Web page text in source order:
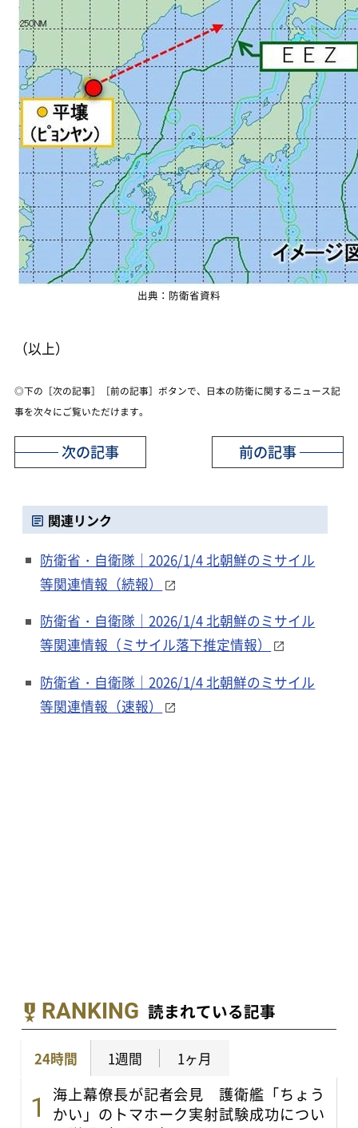
出典：防衛省資料
（以上）
◎下の［次の記事］［前の記事］ボタンで、日本の防衛に関するニュース記
事を次々にご覧いただけます。
前の記事
次の記事
関連リンク
防衛省・自衛隊｜2026/1/4 北朝鮮のミサイル
等関連情報（続報）
防衛省・自衛隊｜2026/1/4 北朝鮮のミサイル
等関連情報（ミサイル落下推定情報）
防衛省・自衛隊｜2026/1/4 北朝鮮のミサイル
等関連情報（速報）
RANKING 読まれている記事
24時間 1週間 1ヶ月
海上幕僚長が記者会見 護衛艦「ちょう
かい」のトマホーク実射試験成功につい